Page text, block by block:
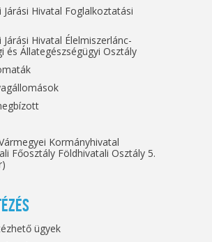
Járási Hivatal Foglalkoztatási
Járási Hivatal Élelmiszerlánc-
és Állategészségügyi Osztály
Kormányhivatal
Főosztály Földhivatali Osztály 5.
ügyek